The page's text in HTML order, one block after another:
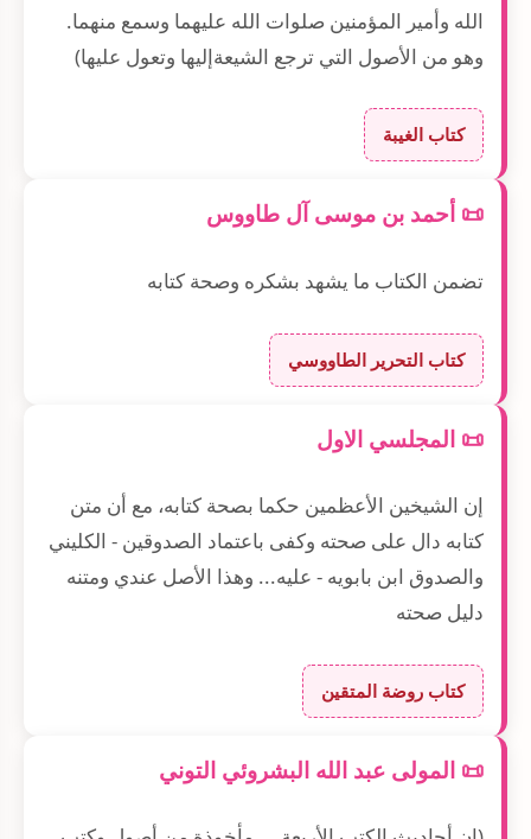
الله وأمير المؤمنين صلوات الله عليهما وسمع منهما.
وهو من الأصول التي ترجع الشيعةإليها وتعول عليها)
كتاب الغيبة
📜 أحمد بن موسى آل طاووس
تضمن الكتاب ما يشهد بشكره وصحة كتابه
كتاب التحرير الطاووسي
📜 المجلسي الاول
إن الشيخين الأعظمين حكما بصحة كتابه، مع أن متن
كتابه دال على صحته وكفى باعتماد الصدوقين - الكليني
والصدوق ابن بابويه - عليه... وهذا الأصل عندي ومتنه
دليل صحته
كتاب روضة المتقين
📜 المولى عبد الله البشروئي التوني